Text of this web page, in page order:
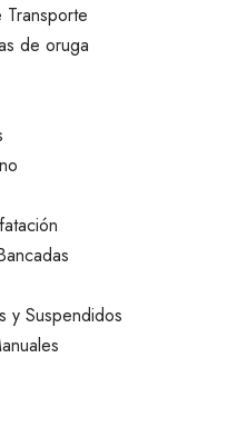
Transporte
de oruga
y Suspendidos